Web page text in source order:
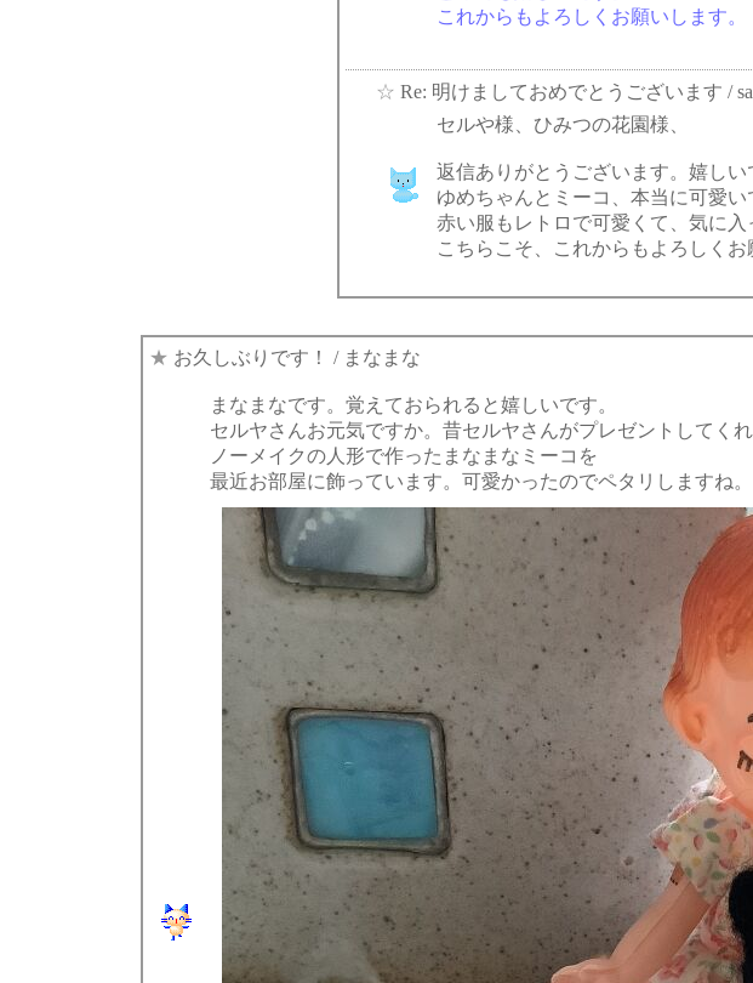
これからもよろしくお願いします。
☆ Re: 明けましておめでとうございます /
セルや様、ひみつの花園様、
返信ありがとうございます。嬉しい
ゆめちゃんとミーコ、本当に可愛い
赤い服もレトロで可愛くて、気に入
こちらこそ、これからもよろしくお
★ お久しぶりです！ / まなまな
まなまなです。覚えておられると嬉しいです。
セルヤさんお元気ですか。昔セルヤさんがプレゼントしてく
ノーメイクの人形で作ったまなまなミーコを
最近お部屋に飾っています。可愛かったのでペタリしますね。